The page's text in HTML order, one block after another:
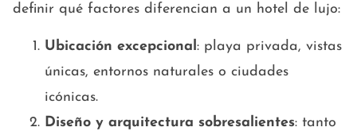
definir qué factores diferencian a un hotel de lujo:
Ubicación excepcional : playa privada, vistas
únicas, entornos naturales o ciudades
icónicas.
Diseño y arquitectura sobresalientes: tanto